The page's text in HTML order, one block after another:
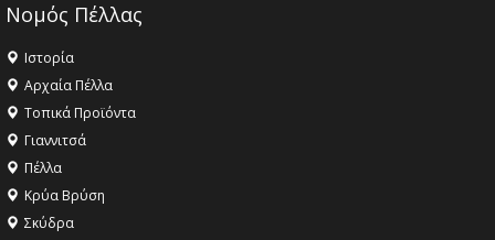
Νομός Πέλλας
Ιστορία
Αρχαία Πέλλα
Τοπικά Προϊόντα
Γιαννιτσά
Πέλλα
Κρύα Βρύση
Σκύδρα